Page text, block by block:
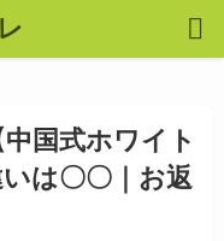
国式ホワイト
は〇〇｜お返